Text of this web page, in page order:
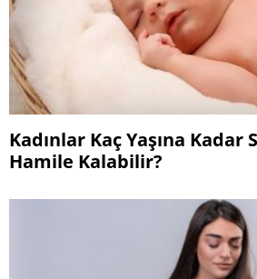
Kadınlar Kaç Yaşına Kadar
Hamile Kalabilir?